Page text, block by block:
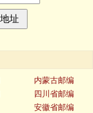
内蒙古邮编
四川省邮编
安徽省邮编